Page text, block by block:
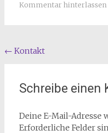
Kommentar hinterlassen
Beitragsnavigation
← Kontakt
Schreibe einen
Deine E-Mail-Adresse
Erforderliche Felder